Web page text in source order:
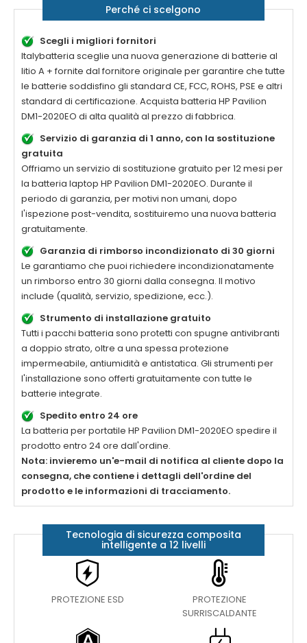
Perché ci scelgono
Scegli i migliori fornitori
Italybatteria sceglie una nuova generazione di batterie al
litio A + fornite dal fornitore originale per garantire che tutte
le batterie soddisfino gli standard CE, FCC, ROHS, PSE e altri
standard di certificazione. Acquista batteria HP Pavilion
DM1-2020EO di alta qualità al prezzo di fabbrica.
Servizio di garanzia di 1 anno, con la sostituzione
gratuita
Offriamo un servizio di sostituzione gratuito per 12 mesi per
la batteria laptop HP Pavilion DM1-2020EO. Durante il
periodo di garanzia, per motivi non umani, dopo
l'ispezione post-vendita, sostituiremo una nuova batteria
gratuitamente.
Garanzia di rimborso incondizionato di 30 giorni
Le garantiamo che puoi richiedere incondizionatamente
un rimborso entro 30 giorni dalla consegna. Il motivo
include (qualità, servizio, spedizione, ecc.).
Strumento di installazione gratuito
Tutti i pacchi batteria sono protetti con spugne antivibranti
a doppio strato, oltre a una spessa protezione
impermeabile, antiumidità e antistatica. Gli strumenti per
l'installazione sono offerti gratuitamente con tutte le
batterie integrate.
Spedito entro 24 ore
La batteria per portatile HP Pavilion DM1-2020EO spedire il
prodotto entro 24 ore dall'ordine.
Nota: invieremo un'e-mail di notifica al cliente dopo la
consegna, che contiene i dettagli dell'ordine del
prodotto e le informazioni di tracciamento.
Tecnologia di sicurezza composita
intelligente a 12 livelli
PROTEZIONE ESD
PROTEZIONE
SURRISCALDANTE